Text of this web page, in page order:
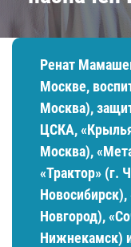
Ренат
Москве,
Москва),
ЦСКА,
Москва),
«Трактор» (г.
Новгород),
Нижнекамск)